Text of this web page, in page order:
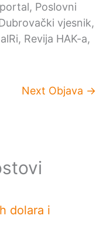
Poslovni
vjesnik,
Revija HAK-a,
Next Objava →
dolara i